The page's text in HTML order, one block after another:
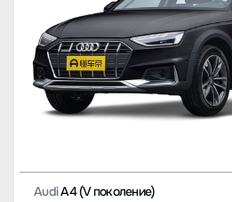
AudiA4 (V поколение)